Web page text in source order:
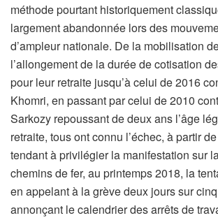
méthode pourtant historiquement
largement abandonnée lors des
d’ampleur nationale. De la mobilisation
l’allongement de la durée de cotisation
pour leur retraite jusqu’à celui de 2016
Khomri, en passant par celui de 2010
Sarkozy repoussant de deux ans l’âge
retraite, tous ont connu l’échec, à partir
tendant à privilégier la manifestation sur
chemins de fer, au printemps 2018, la
en appelant à la grève deux jours sur
annonçant le calendrier des arrêts de